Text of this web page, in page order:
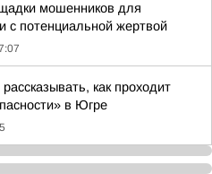
мошенников для
с потенциальной жертвой
как проходит
в Югре